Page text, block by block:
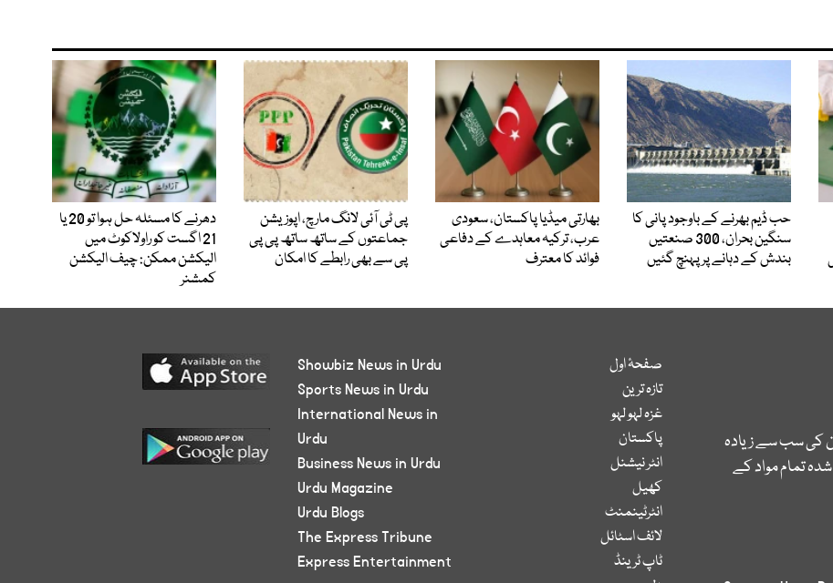
حب ڈیم بھرنے کے باوجود پانی کا
سنگین بحران، 300 صنعتیں
بندش کے دہانے پر پہنچ گئیں
بھارتی میڈیا پاکستان، سعودی
عرب، ترکیہ معاہدے کے دفاعی
فوائد کا معترف
پی ٹی آئی لانگ مارچ، اپوزیشن
جماعتوں کے ساتھ ساتھ پی پی
پی سے بھی رابطے کا امکان
دھرنے کا مسئلہ حل ہوا تو 20 یا
21 اگست کو راولاکوٹ میں
الیکشن ممکن: چیف الیکشن
کمشنر
کی سب سے زیادہ
تمام مواد کے
صفحۂ اول
تازہ ترین
غزہ لہو لہو
پاکستان
انٹر نیشنل
کھیل
انٹرٹینمنٹ
لائف اسٹائل
ٹاپ ٹرینڈ
Showbiz News in Urdu
Sports News in Urdu
International News in
Urdu
Business News in Urdu
Urdu Magazine
Urdu Blogs
The Express Tribune
Express Entertainment